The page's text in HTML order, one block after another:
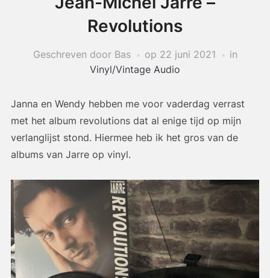
Revolutions
Geschreven door Bas op 22 juni 2021
in
Vinyl/Vintage Audio
Janna en Wendy hebben me voor vaderdag verrast
met het album revolutions dat al enige tijd op mijn
verlanglijst stond. Hiermee heb ik het gros van de
albums van Jarre op vinyl.